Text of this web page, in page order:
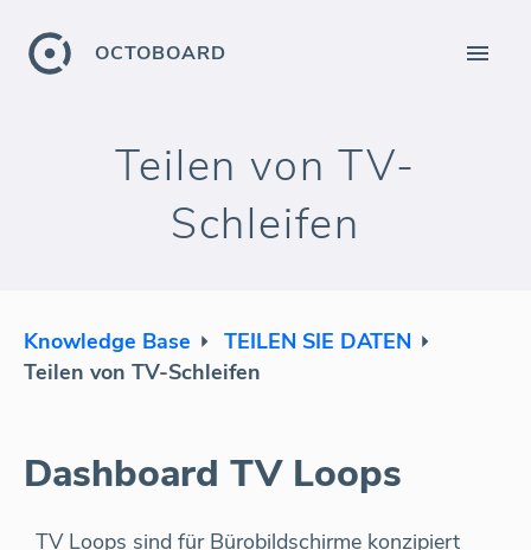
OCTOBOARD
Teilen von TV-
Schleifen
Knowledge Base
TEILEN SIE DATEN
Teilen von TV-Schleifen
Dashboard TV Loops
TV Loops sind für Bürobildschirme konzipiert